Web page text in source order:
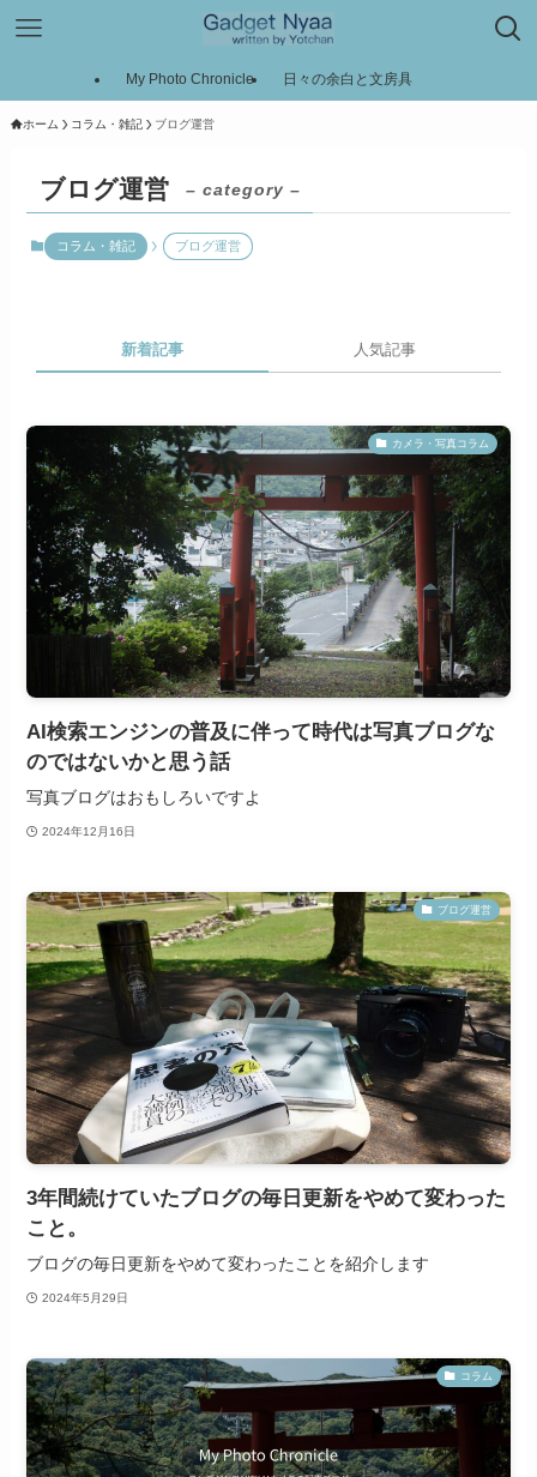
My Photo Chronicle 日々の余白と文房具
ホーム コラム・雑記 ブログ運営
ブログ運営 – category –
コラム・雑記 ブログ運営
新着記事 人気記事
カメラ・写真コラム
AI検索エンジンの普及に伴って時代は写真ブログな
のではないかと思う話
写真ブログはおもしろいですよ
2024年12月16日
ブログ運営
3年間続けていたブログの毎日更新をやめて変わった
こと。
ブログの毎日更新をやめて変わったことを紹介します
2024年5月29日
コラム